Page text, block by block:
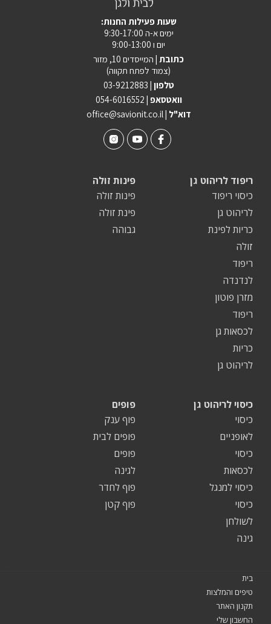
:שעות פעילות החנות
ימים א-ה 9:30-17:00
יום ו 9:00-13:00
כתובת | המייסדים 10, מזור
(צמוד לפתח תקווה)
טלפון | 03-9212883
וואטסאפ | 054-6016552
office@savionit.co.il | דוא"ל
פינות זולה
פינות זולה
פינת זולה
גבוהה
ריפוד לריהוט גן
כיסוי ריפוד
לריהוט גן
כריות לפינת
זולה
ריפוד
לנדנדה
מזרן פוטון
ריפוד
לכסאות גן
כריות
לריהוט גן
פופים
פוף ענק
פופים לבית
פופים
לגינה
פוף לחדר
פוף קטן
כיסוי לריהוט גן
כיסוי
לאופניים
כיסוי
לכסאות
כיסוי למנגל
כיסוי
לשולחן
גינה
בית
טיפים והמלצות
תקנון האתר
החשבון שלי